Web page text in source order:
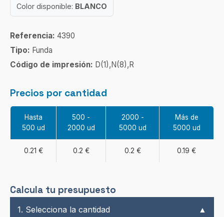
Color disponible: BLANCO
Referencia: 4390
Tipo: Funda
Código de impresión: D(1),N(8),R
Precios por cantidad
Hasta
500 ud
500 -
2000 ud
2000 -
5000 ud
Más de
5000 ud
0.21 € 0.2 € 0.2 € 0.19 €
Calcula tu presupuesto
1. Selecciona la cantidad ▲